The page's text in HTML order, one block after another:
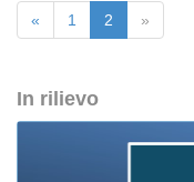
« 1 2 »
In rilievo